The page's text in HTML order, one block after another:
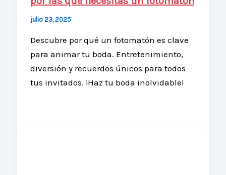
julio 23, 2025
Descubre por qué un fotomatón es clave
para animar tu boda. Entretenimiento,
diversión y recuerdos únicos para todos
tus invitados. ¡Haz tu boda inolvidable!